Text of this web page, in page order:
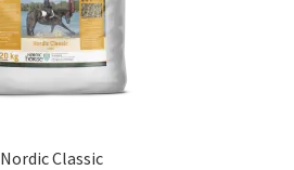
Nordic Classic